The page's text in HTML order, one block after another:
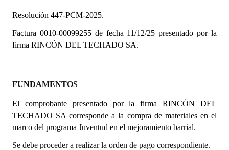
Reglamento Interno
Digesto
DOCUMENTOS
Informes de Gestión
Proyectos Presentados
Dictámenes Asesoría Letrada
Resolución 447-PCM-2025.
Factura 0010-00099255 de fecha 11/12/25 presentado por la
firma RINCÓN DEL TECHADO SA.
FUNDAMENTOS
El comprobante presentado por la firma RINCÓN DEL
TECHADO SA correspondea la compra de materiales en el
marco del programa Juventud en el mejoramiento barrial.
Se debe proceder a realizar la orden de pago correspondiente.